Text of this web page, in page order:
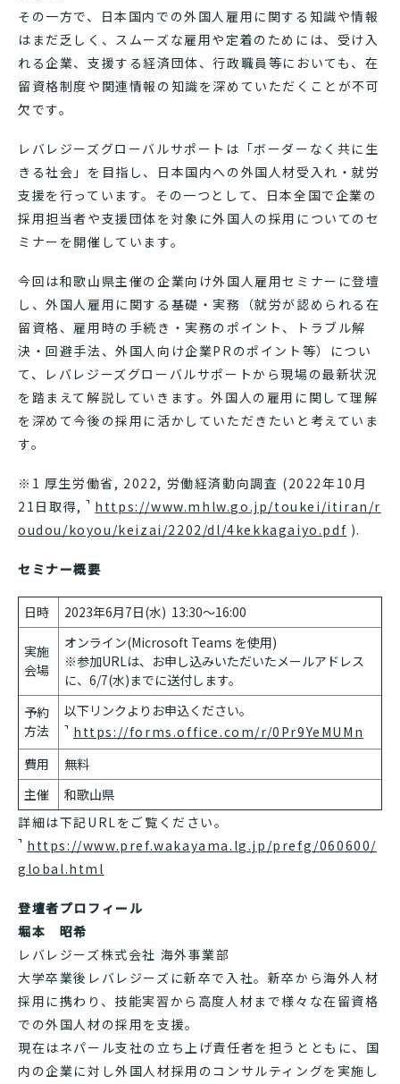
その一方で、日本国内での外国人雇用に関する知識や情報
はまだ乏しく、スムーズな雇用や定着のためには、受け入
れる企業、支援する経済団体、行政職員等においても、在
留資格制度や関連情報の知識を深めていただくことが不可
欠です。
レバレジーズグローバルサポートは「ボーダーなく共に生
きる社会」を目指し、日本国内への外国人材受入れ・就労
支援を行っています。その一つとして、日本全国で企業の
採用担当者や支援団体を対象に外国人の採用についてのセ
ミナーを開催しています。
今回は和歌山県主催の企業向け外国人雇用セミナーに登壇
し、外国人雇用に関する基礎・実務（就労が認められる在
留資格、雇用時の手続き・実務のポイント、トラブル解
決・回避手法、外国人向け企業PRのポイント等）につい
て、レバレジーズグローバルサポートから現場の最新状況
を踏まえて解説していきます。外国人の雇用に関して理解
を深めて今後の採用に活かしていただきたいと考えていま
す。
※1 厚生労働省, 2022, 労働経済動向調査 (2022年10月
21日取得, https://www.mhlw.go.jp/toukei/itiran/r
oudou/koyou/keizai/2202/dl/4kekkagaiyo.pdf ).
セミナー概要
日時 2023年6月7日(水) 13:30～16:00
実施
会場
オンライン(Microsoft Teams を使用)
※参加URLは、お申し込みいただいたメールアドレス
に、6/7(水)までに送付します。
予約
方法
以下リンクよりお申込ください。
https://forms.office.com/r/0Pr9YeMUMn
費用
無料
主催
和歌山県
詳細は下記URLをご覧ください。
https://www.pref.wakayama.lg.jp/prefg/060600/
global.html
登壇者プロフィール
堀本 昭希
レバレジーズ株式会社 海外事業部
大学卒業後レバレジーズに新卒で入社。新卒から海外人材
採用に携わり、技能実習から高度人材まで様々な在留資格
での外国人材の採用を支援。
現在はネパール支社の立ち上げ責任者を担うとともに、国
内の企業に対し外国人材採用のコンサルティングを実施し